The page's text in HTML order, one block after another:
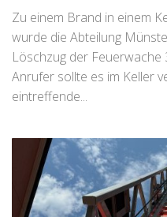
Zu einem Brand in einem
wurde die Abteilung
Löschzug der Feuerwache
Anrufer sollte es im Keller
eintreffende...